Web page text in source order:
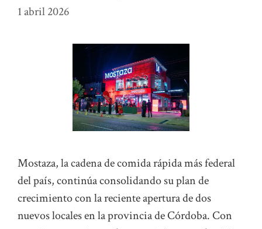
1 abril 2026
Mostaza, la cadena de comida rápida más federal
del país, continúa consolidando su plan de
crecimiento con la reciente apertura de dos
nuevos locales en la provincia de Córdoba. Con